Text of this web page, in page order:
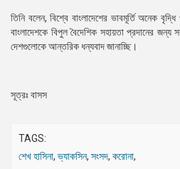
তিনি বলেন, বিশ্বে বাংলাদেশের ভাবমূর্তি অনেক
বাংলাদেশকে বিপুল বৈদেশিক সহায়তা প্রদানের
দেশগুলোকে আন্তরিক ধন্যবাদ জানাচ্ছি।
সূত্রঃ বাসস
TAGS:
শেখ হাসিনা,ভ্যাকসিন, সংসদ, করোনা,